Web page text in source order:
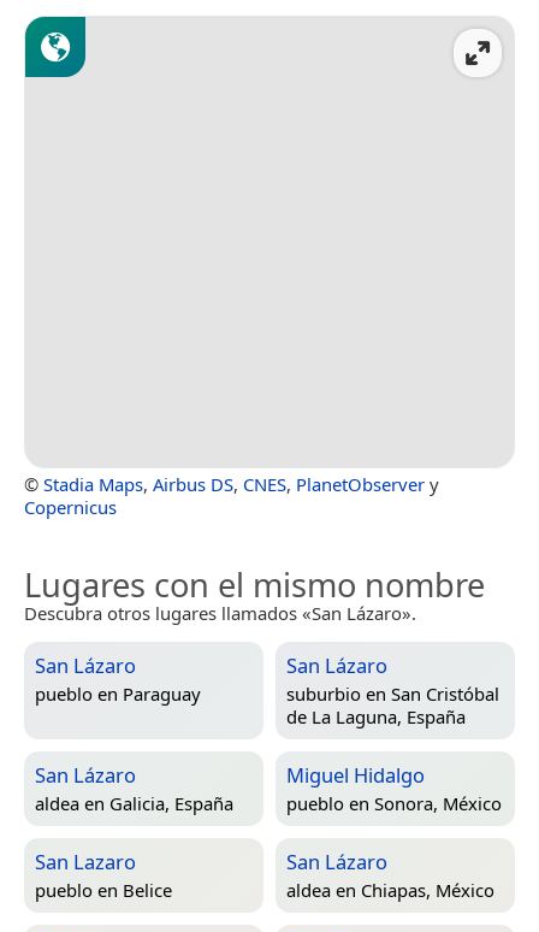
© Stadia Maps, Airbus DS, CNES, PlanetObserver y
Copernicus
Lugares con el mismo nombre
Descubra otros lugares llamados «San Lázaro».
San Lázaro
pueblo en Paraguay
San Lázaro
suburbio en San Cristóbal
de La Laguna, España
San Lázaro
aldea en Galicia, España
Miguel Hidalgo
pueblo en Sonora, México
San Lazaro
pueblo en Belice
San Lázaro
aldea en Chiapas, México